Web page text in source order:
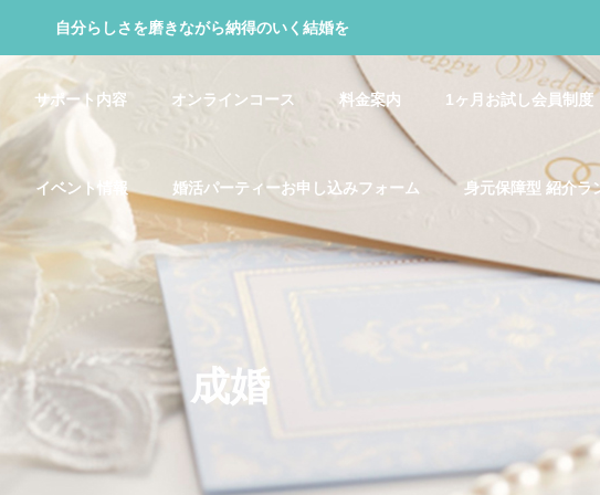
自分らしさを磨きながら納得のいく結婚を
サポート内容 オンラインコース 料金案内 1ヶ月お試し会員制度
イベント情報 婚活パーティーお申し込みフォーム 身元保障型 紹介ラ
成婚